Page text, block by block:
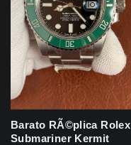
Barato RÃ©plica Rolex
Submariner Kermit